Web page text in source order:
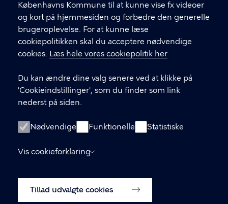
Københavns Kommune til at kunne vise fx videoer
og kort på hjemmesiden og forbedre den generelle
brugeroplevelse. For at kunne læse
cookiepolitikken skal du acceptere nødvendige
cookies. Læs hele vores cookiepolitik her
Du kan ændre dine valg senere ved at klikke på
'Cookieindstillinger', som du finder som link
nederst på siden.
Nødvendige Funktionelle Statistiske
Vis cookieforklaring
Tillad udvalgte cookies
CVR-nummer64942212
GENVEJE
Digital Post
Databeskyttelse
Tilgængelighedserklæring
Om hjemmesiden
Cookiepolitik